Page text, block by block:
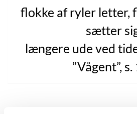
flokke af ryler letter,
sætter
længere ude ved
”Vågent”, s.